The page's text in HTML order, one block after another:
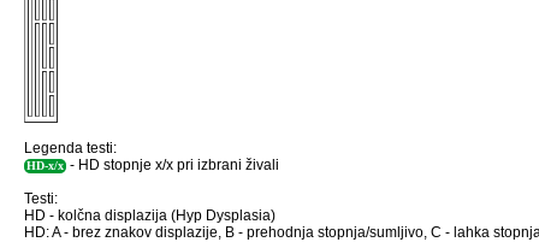
Legenda testi:
HD-x/x - HD stopnje x/x pri izbrani živali
Testi:
HD - kolčna displazija (Hyp Dysplasia)
HD: A - brez znakov displazije, B - prehodnja stopnja/sumljivo, C - lahka